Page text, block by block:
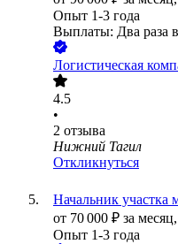
Опыт 1-3 года
Выплаты: Два раза
Логистическая
4.5
•
2 отзыва
Нижний Тагил
Откликнуться
Начальник участка
от 70 000 ₽ за месяц,
Опыт 1-3 года